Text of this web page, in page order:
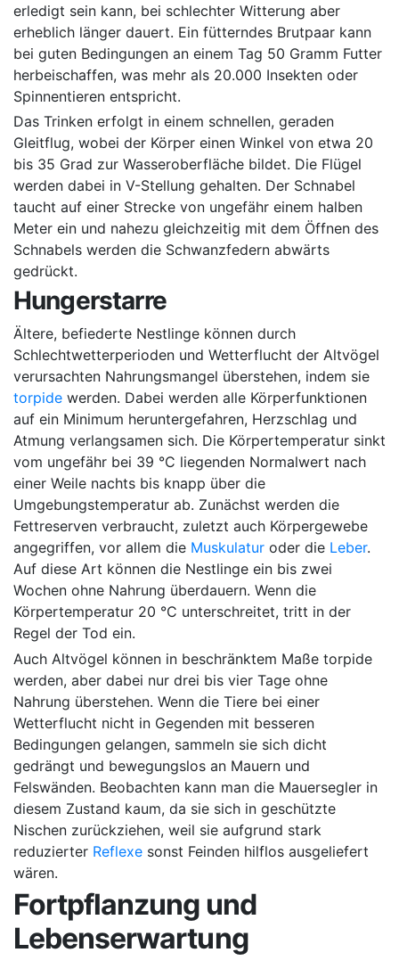
erledigt sein kann, bei schlechter Witterung aber
erheblich länger dauert. Ein fütterndes Brutpaar kann
bei guten Bedingungen an einem Tag 50 Gramm Futter
herbeischaffen, was mehr als 20.000 Insekten oder
Spinnentieren entspricht.
Das Trinken erfolgt in einem schnellen, geraden
Gleitflug, wobei der Körper einen Winkel von etwa 20
bis 35 Grad zur Wasseroberfläche bildet. Die Flügel
werden dabei in V-Stellung gehalten. Der Schnabel
taucht auf einer Strecke von ungefähr einem halben
Meter ein und nahezu gleichzeitig mit dem Öffnen des
Schnabels werden die Schwanzfedern abwärts
gedrückt.
Hungerstarre
Ältere, befiederte Nestlinge können durch
Schlechtwetterperioden und Wetterflucht der Altvögel
verursachten Nahrungsmangel überstehen, indem sie
torpide werden. Dabei werden alle Körperfunktionen
auf ein Minimum heruntergefahren, Herzschlag und
Atmung verlangsamen sich. Die Körpertemperatur sinkt
vom ungefähr bei 39 °C liegenden Normalwert nach
einer Weile nachts bis knapp über die
Umgebungstemperatur ab. Zunächst werden die
Fettreserven verbraucht, zuletzt auch Körpergewebe
angegriffen, vor allem die Muskulatur oder die Leber.
Auf diese Art können die Nestlinge ein bis zwei
Wochen ohne Nahrung überdauern. Wenn die
Körpertemperatur 20 °C unterschreitet, tritt in der
Regel der Tod ein.
Auch Altvögel können in beschränktem Maße torpide
werden, aber dabei nur drei bis vier Tage ohne
Nahrung überstehen. Wenn die Tiere bei einer
Wetterflucht nicht in Gegenden mit besseren
Bedingungen gelangen, sammeln sie sich dicht
gedrängt und bewegungslos an Mauern und
Felswänden. Beobachten kann man die Mauersegler in
diesem Zustand kaum, da sie sich in geschützte
Nischen zurückziehen, weil sie aufgrund stark
reduzierter Reflexe sonst Feinden hilflos ausgeliefert
wären.
Fortpflanzung und
Lebenserwartung